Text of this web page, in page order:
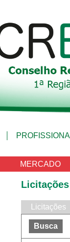
MERCADO
Licitações
Licitações
Busca